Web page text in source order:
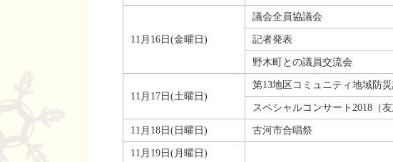
11月16日(金曜日)
議会全員協議会
記者発表
野木町との議員交流会
11月17日(土曜日)
第13地区コミュニティ地域防
スペシャルコンサート2018（
11月18日(日曜日)
古河市合唱祭
11月19日(月曜日)